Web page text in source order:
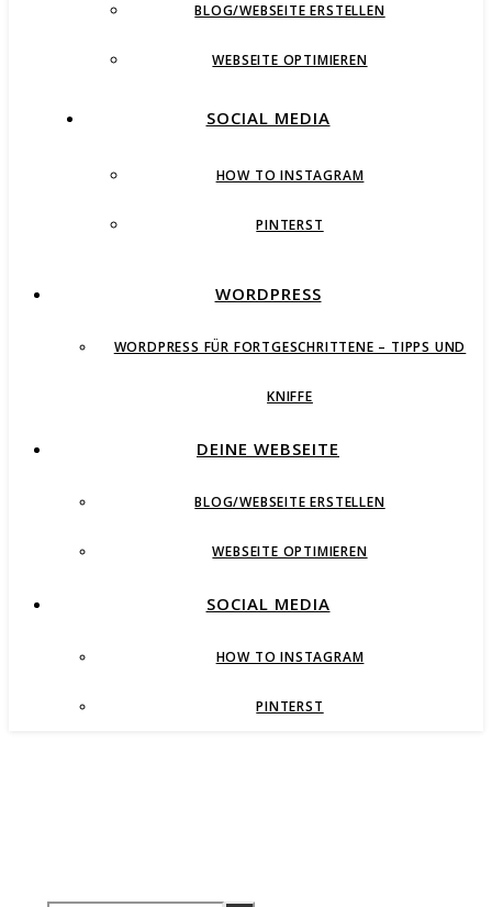
BLOG/WEBSEITE ERSTELLEN
WEBSEITE OPTIMIEREN
SOCIAL MEDIA
HOW TO INSTAGRAM
PINTERST
WORDPRESS
WORDPRESS FÜR FORTGESCHRITTENE – TIPPS UND
KNIFFE
DEINE WEBSEITE
BLOG/WEBSEITE ERSTELLEN
WEBSEITE OPTIMIEREN
SOCIAL MEDIA
HOW TO INSTAGRAM
PINTERST